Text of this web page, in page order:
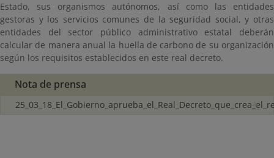
Estado, sus organismos autónomos, así como las entidades
gestoras y los servicios comunes de la seguridad social, y otras
entidades del sector público administrativo estatal deberán
calcular de manera anual la huella de carbono de su organización
según los requisitos establecidos en este real decreto.
Nota de prensa